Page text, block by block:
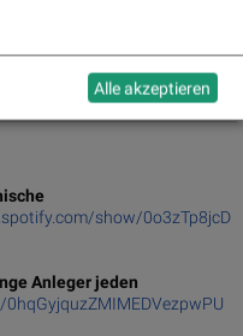
show/0o3zTp8jcD
Anleger jeden
Alle akzeptieren